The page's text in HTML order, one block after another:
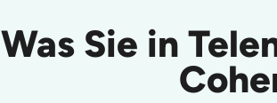
Was Sie in